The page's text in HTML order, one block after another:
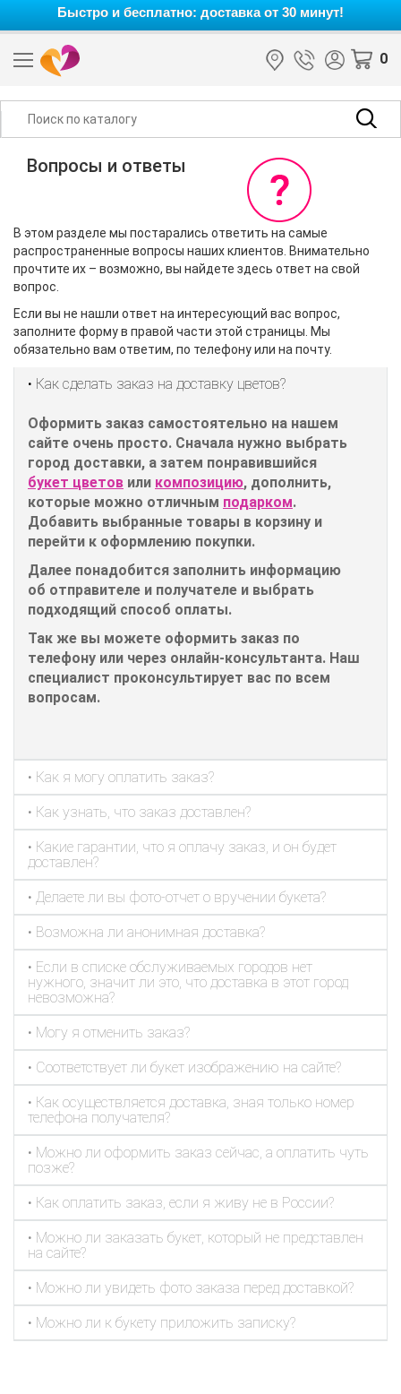
Быстро и бесплатно: доставка от 30 минут!
0
Вопросы и ответы
В этом разделе мы постарались ответить на самые
распространенные вопросы наших клиентов. Внимательно
прочтите их – возможно, вы найдете здесь ответ на свой
вопрос.
Если вы не нашли ответ на интересующий вас вопрос,
заполните форму в правой части этой страницы. Мы
обязательно вам ответим, по телефону или на почту.
• Как сделать заказ на доставку цветов?
Оформить заказ самостоятельно на нашем
сайте очень просто. Сначала нужно выбрать
город доставки, а затем понравившийся
букет цветов или композицию, дополнить,
которые можно отличным подарком.
Добавить выбранные товары в корзину и
перейти к оформлению покупки.
Далее понадобится заполнить информацию
об отправителе и получателе и выбрать
подходящий способ оплаты.
Так же вы можете оформить заказ по
телефону или через онлайн-консультанта. Наш
специалист проконсультирует вас по всем
вопросам.
• Как я могу оплатить заказ?
• Как узнать, что заказ доставлен?
• Какие гарантии, что я оплачу заказ, и он будет
доставлен?
• Делаете ли вы фото-отчет о вручении букета?
• Возможна ли анонимная доставка?
• Если в списке обслуживаемых городов нет
нужного, значит ли это, что доставка в этот город
невозможна?
• Могу я отменить заказ?
• Соответствует ли букет изображению на сайте?
• Как осуществляется доставка, зная только номер
телефона получателя?
• Можно ли оформить заказ сейчас, а оплатить чуть
позже?
• Как оплатить заказ, если я живу не в России?
• Можно ли заказать букет, который не представлен
на сайте?
• Можно ли увидеть фото заказа перед доставкой?
• Можно ли к букету приложить записку?